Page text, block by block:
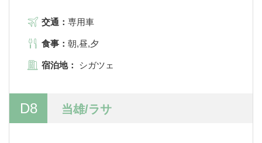
交通： 専用車
食事： 朝,昼,夕
宿泊地： シガツェ
D8 当雄/ラサ